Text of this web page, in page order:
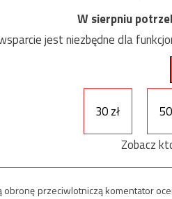
W sierpniu
jest niezbędne dla
30 zł
Zobacz
obronę przeciwlotniczą komentator